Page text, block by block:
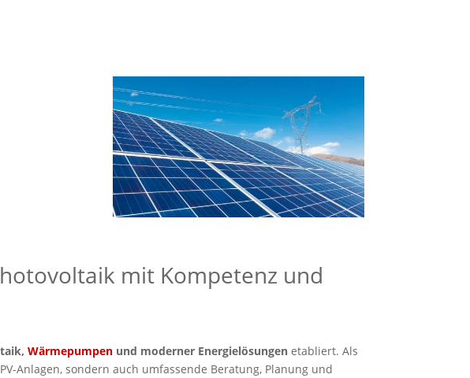
mit Kompetenz und
Wärmepumpen und moderner Energielösungen etabliert. Als
Anlagen, sondern auch umfassende Beratung, Planung und